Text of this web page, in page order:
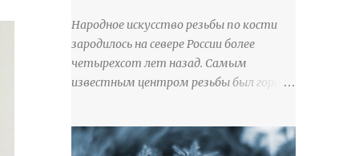
Народное искусство резьбы по кости
зародилось на севере России более
четырехсот лет назад. Самым
известным центром резьбы был город
служили кости тюленей, рыб и моржей.